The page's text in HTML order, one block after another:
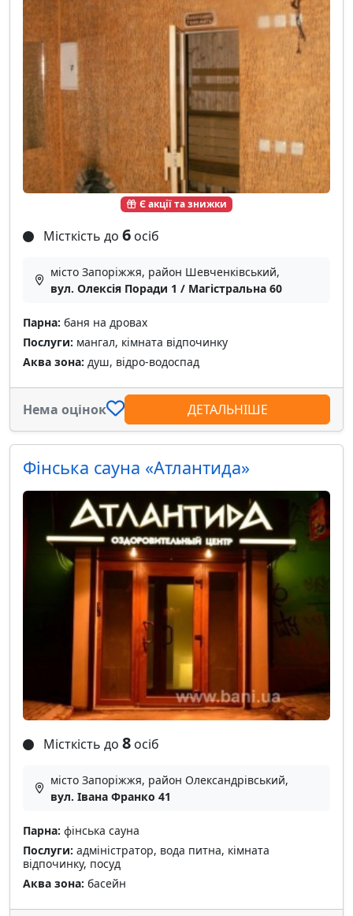
Є акції та знижки
Місткість до 6 осіб
місто Запоріжжя, район Шевченківський,
вул. Олексія Поради 1 / Магістральна 60
Парна: баня на дровах
Послуги: мангал, кімната відпочинку
Аква зона: душ, відро-водоспад
Нема оцінок ДЕТАЛЬНІШЕ
Фінська сауна «Атлантида»
Місткість до 8 осіб
місто Запоріжжя, район Олександрівський,
вул. Івана Франко 41
Парна: фінська сауна
Послуги: адміністратор, вода питна, кімната
відпочинку, посуд
Аква зона: басейн